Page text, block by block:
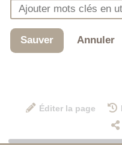
Sauver Annuler
Éditer la page